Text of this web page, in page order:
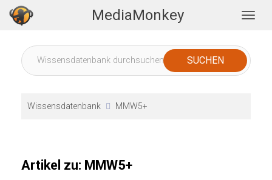
MediaMonkey
Wissensdatenbank MMW5+
Artikel zu: MMW5+